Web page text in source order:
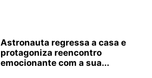
Astronauta regressa a casa e
protagoniza reencontro
emocionante com a sua...